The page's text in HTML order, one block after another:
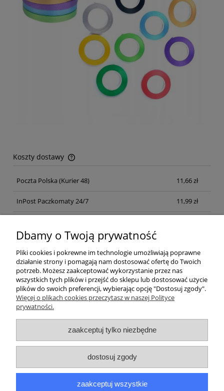
Koszty dostawy
Cena nie zawiera ewentualnych kosztów płatności
Poczta Polska (Kurier 48) 11,66 zł
InPost Paczkomaty 24/7 11,99 zł
Pomoc
Moje konto
Płatności i dostawa
Informacje
Dbamy o Twoją prywatność
Pliki cookies i pokrewne im technologie umożliwiają poprawne
działanie strony i pomagają nam dostosować ofertę do Twoich
potrzeb. Możesz zaakceptować wykorzystanie przez nas
wszystkich tych plików i przejść do sklepu lub dostosować użycie
plików do swoich preferencji, wybierając opcję "Dostosuj zgody".
Więcej o plikach cookies przeczytasz w naszej Polityce
prywatności.
zaakceptuj tylko niezbędne
dostosuj zgody
zaakceptuj wszystkie